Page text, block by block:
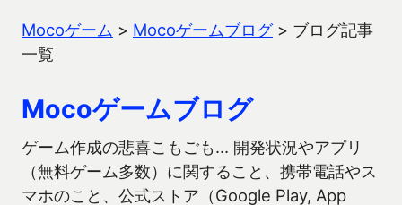
Mocoゲーム > Mocoゲームブログ> ブログ記事
一覧
Mocoゲームブログ
ゲーム作成の悲喜こもごも… 開発状況やアプリ
（無料ゲーム多数）に関すること、携帯電話やス
マホのこと、公式ストア（Google Play, App